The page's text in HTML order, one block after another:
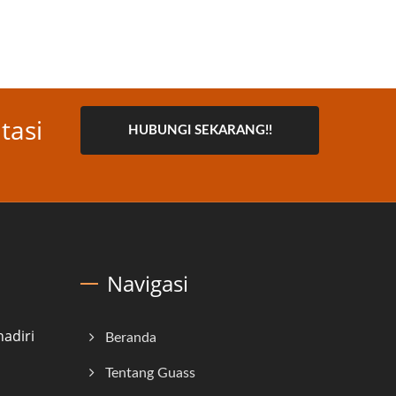
HUBUNGI SEKARANG!!
Navigasi
Beranda
Tentang Guass